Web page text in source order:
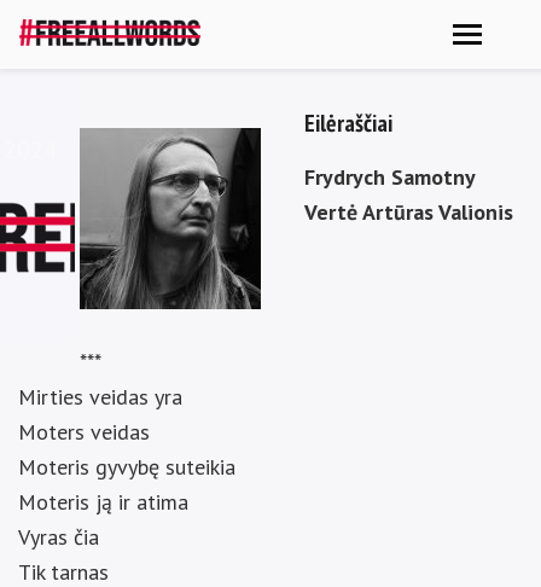
Eilėraščiai
Frydrych Samotny
Vertė Artūras Valionis
***
Mirties veidas yra
Moters veidas
Moteris gyvybę suteikia
Moteris ją ir atima
Vyras čia
Tik tarnas